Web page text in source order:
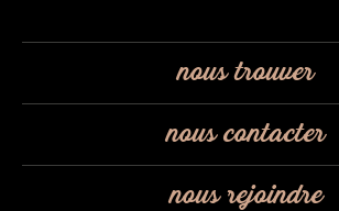
nous trouver
nous contacter
nous rejoindre